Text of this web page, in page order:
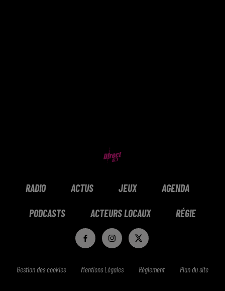
RADIO ACTUS JEUX AGENDA
PODCASTS ACTEURS LOCAUX RÉGIE
Gestion des cookies Mentions Légales Réglement Plan du site